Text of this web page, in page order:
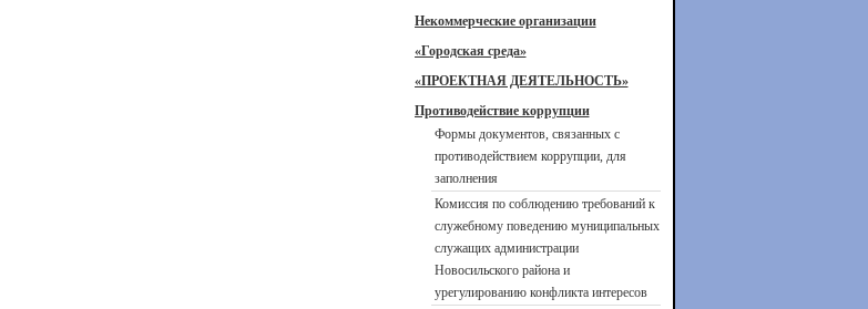
Некоммерческие организации
«Городская среда»
«ПРОЕКТНАЯ ДЕЯТЕЛЬНОСТЬ»
Противодействие коррупции
Формы документов, связанных с
противодействием коррупции, для
заполнения
Комиссия по соблюдению требований к
служебному поведению муниципальных
служащих администрации
Новосильского района и
урегулированию конфликта интересов